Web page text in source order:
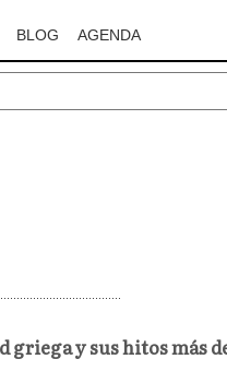
BLOG AGENDA
y sus hitos más